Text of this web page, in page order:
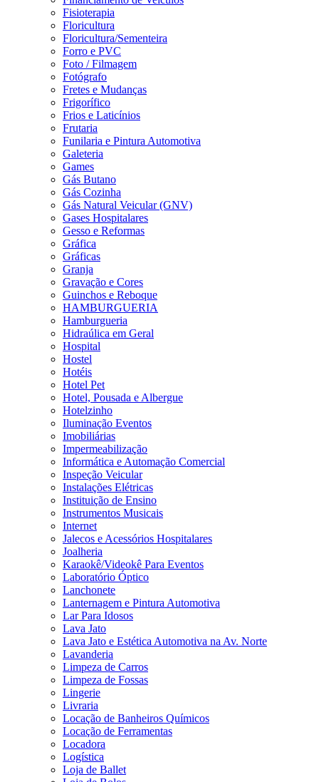
Fisioterapia
Floricultura
Floricultura/Sementeira
Forro e PVC
Foto / Filmagem
Fotógrafo
Fretes e Mudanças
Frigorífico
Frios e Laticínios
Frutaria
Funilaria e Pintura Automotiva
Galeteria
Games
Gás Butano
Gás Cozinha
Gás Natural Veicular (GNV)
Gases Hospitalares
Gesso e Reformas
Gráfica
Gráficas
Granja
Gravação e Cores
Guinchos e Reboque
HAMBURGUERIA
Hamburgueria
Hidraúlica em Geral
Hospital
Hostel
Hotéis
Hotel Pet
Hotel, Pousada e Albergue
Hotelzinho
Iluminação Eventos
Imobiliárias
Impermeabilização
Informática e Automação Comercial
Inspeção Veicular
Instalações Elétricas
Instituição de Ensino
Instrumentos Musicais
Internet
Jalecos e Acessórios Hospitalares
Joalheria
Karaokê/Videokê Para Eventos
Laboratório Óptico
Lanchonete
Lanternagem e Pintura Automotiva
Lar Para Idosos
Lava Jato
Lava Jato e Estética Automotiva na Av. Norte
Lavanderia
Limpeza de Carros
Limpeza de Fossas
Lingerie
Livraria
Locação de Banheiros Químicos
Locação de Ferramentas
Locadora
Logística
Loja de Ballet